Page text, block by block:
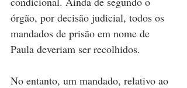
órgão, por decisão judicial, todos os
mandados de prisão em nome de
Paula deveriam ser recolhidos.
No entanto, um mandado, relativo ao